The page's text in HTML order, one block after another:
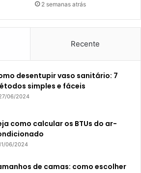
2 semanas atrás
Recente
desentupir vaso sanitário: 7
simples e fáceis
06/2024
como calcular os BTUs do ar-
06/2024
de camas: como escolher